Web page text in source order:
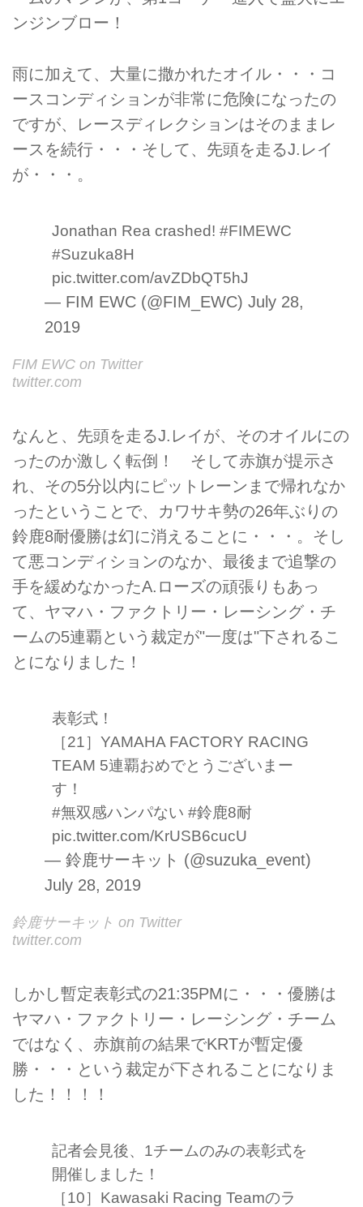
ンジンブロー！
雨に加えて、大量に撒かれたオイル・・・コ
ースコンディションが非常に危険になったの
ですが、レースディレクションはそのままレ
ースを続行・・・そして、先頭を走るJ.レイ
が・・・。
Jonathan Rea crashed!#FIMEWC
#Suzuka8H
pic.twitter.com/avZDbQT5hJ
— FIM EWC (@FIM_EWC) July 28,
2019
FIM EWC on Twitter
twitter.com
なんと、先頭を走るJ.レイが、そのオイルにの
ったのか激しく転倒！ そして赤旗が提示さ
れ、その5分以内にピットレーンまで帰れなか
ったということで、カワサキ勢の26年ぶりの
鈴鹿8耐優勝は幻に消えることに・・・。そし
て悪コンディションのなか、最後まで追撃の
手を緩めなかったA.ローズの頑張りもあっ
て、ヤマハ・ファクトリー・レーシング・チ
ームの5連覇という裁定が"一度は"下されるこ
とになりました！
表彰式！
［21］YAMAHA FACTORY RACING
TEAM 5連覇おめでとうございまー
す！
#無双感ハンパない #鈴鹿8耐
pic.twitter.com/KrUSB6cucU
— 鈴鹿サーキット (@suzuka_event)
July 28, 2019
鈴鹿サーキット on Twitter
twitter.com
しかし暫定表彰式の21:35PMに・・・優勝は
ヤマハ・ファクトリー・レーシング・チーム
ではなく、赤旗前の結果でKRTが暫定優
勝・・・という裁定が下されることになりま
した！！！！
記者会見後、1チームのみの表彰式を
開催しました！
［10］Kawasaki Racing Teamのラ